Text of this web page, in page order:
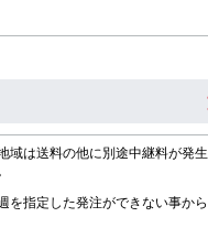
域は送料の他に別途中継料が発
を指定した発注ができない事か